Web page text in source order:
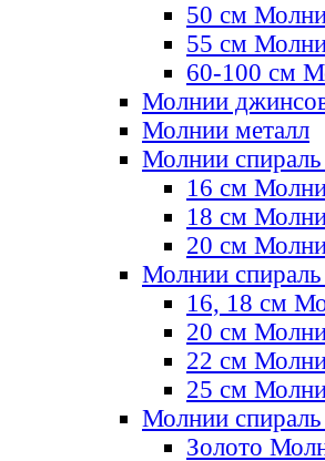
50 см
55 см
60-100 см
Молнии
Молнии металл
Молнии
16 см
18 см
20 см
Молнии
16, 18 см
20 см
22 см
25 см
Молнии
Золото